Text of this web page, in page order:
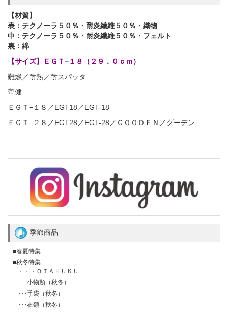
【材質】
表：テクノーラ５０％・耐炎繊維５０％・織物
中：テクノーラ５０％・耐炎繊維５０％・フェルト
裏：綿
【サイズ】
ＥＧＴ−１８（２９．０ｃｍ）
難燃／耐熱／耐スパッタ
帝健
ＥＧＴ−１８／EGT18／EGT-18
ＥＧＴ−２８／EGT28／EGT-28／ＧＯＯＤＥＮ／グーデン
季節商品
■春夏特集
■秋冬特集
・・・ＯＴＡＨＵＫＵ
･･･小物類（秋冬）
･･･手袋（秋冬）
･･･衣類（秋冬）